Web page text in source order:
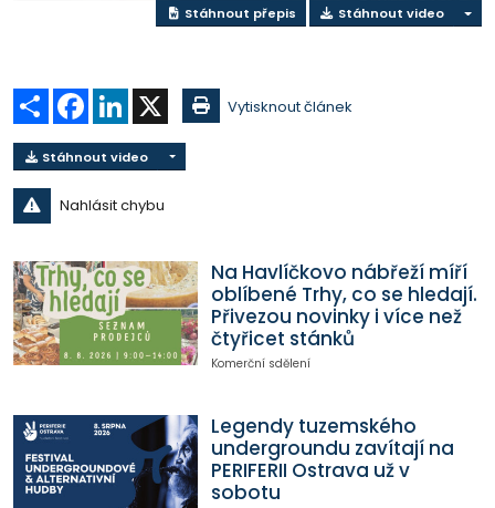
Stáhnout přepis Stáhnout video
Sdílet Facebook
LinkedIn Vytisknout článek
Stáhnout video
Nahlásit chybu
Na Havlíčkovo nábřeží míří
oblíbené Trhy, co se hledají.
Přivezou novinky i více než
čtyřicet stánků
Komerční sdělení
Legendy tuzemského
undergroundu zavítají na
PERIFERII Ostrava už v
sobotu